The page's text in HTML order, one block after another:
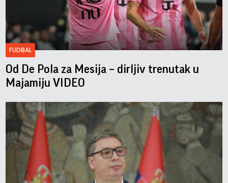
FUDBAL
Od De Pola za Mesija – dirljiv trenutak u
Majamiju VIDEO